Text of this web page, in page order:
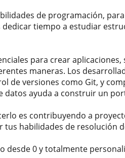
de programación,
tiempo a estudiar
para crear
maneras. Los
de versiones como Git, y
datos ayuda a construir un
es contribuyendo a
tus habilidades de resolución
desde 0 y totalmente